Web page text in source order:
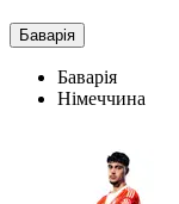
Баварія
Баварія
Німеччина